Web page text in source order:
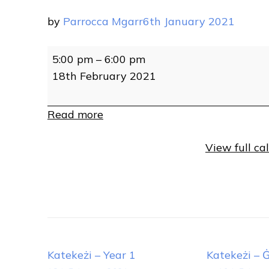
by Parrocca Mgarr6th January 2021
Katekeżi
2
5:00 pm – 6:00 pm
18th February 2021
Read more
View full
Post
Katekeżi – Year 1 Katekeżi –